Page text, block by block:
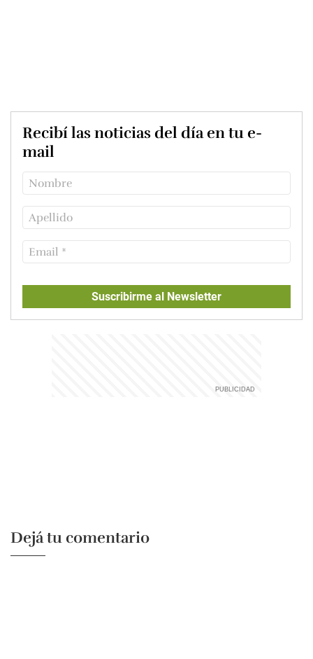
Recibí las noticias del día en tu e-
mail
Suscribirme al Newsletter
Dejá tu comentario